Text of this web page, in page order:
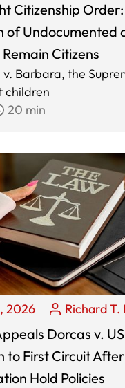
Citizenship
of Undocumented
Citizens
v. Barbara, the
children
20 min
2026 Richard
Dorcas v.
to First Circuit
Hold Policies